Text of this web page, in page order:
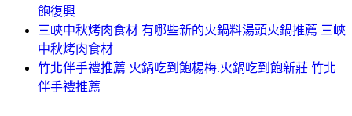
飽復興
三峽中秋烤肉食材 有哪些新的火鍋料湯頭火鍋推薦 三峽
中秋烤肉食材
竹北伴手禮推薦 火鍋吃到飽楊梅.火鍋吃到飽新莊 竹北
伴手禮推薦